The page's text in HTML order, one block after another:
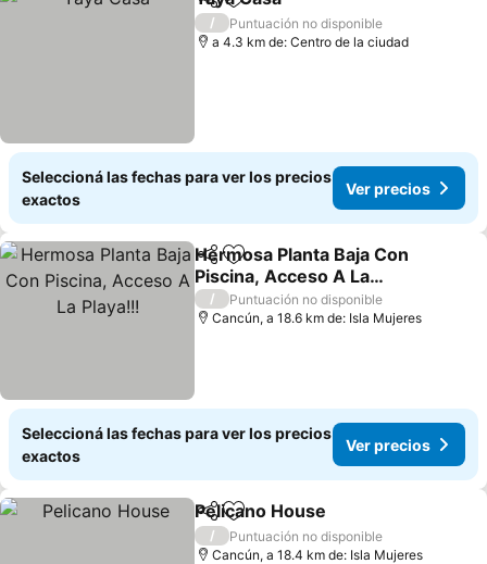
Compartir
Añadir a favoritos
/
Puntuación no disponible
a 4.3 km de: Centro de la ciudad
Seleccioná las fechas para ver los precios
exactos
Ver precios
CompartirAñadir a favoritos
Hermosa Planta Baja Con
Piscina, Acceso A La
Playa!!!
/
Puntuación no disponible
Cancún, a 18.6 km de: Isla Mujeres
Seleccioná las fechas para ver los precios
exactos
Ver precios
CompartirAñadir a favoritos
Pelicano House
/
Puntuación no disponible
Cancún, a 18.4 km de: Isla Mujeres